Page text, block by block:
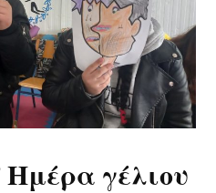
γέλιου